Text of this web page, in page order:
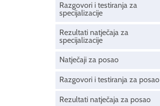
Razgovori i testiranja za
specijalizacije
Rezultati natječaja za
specijalizacije
Natječaji za posao
Razgovori i testiranja za posao
Rezultati natječaja za posao